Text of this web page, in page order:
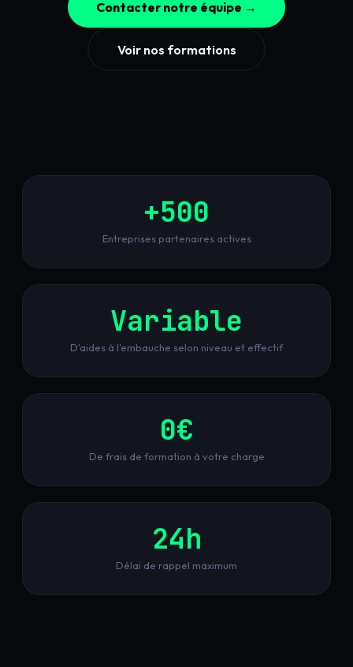
Contacter notre équipe →
Voir nos formations
+500
Entreprises partenaires actives
Variable
D'aides à l'embauche selon niveau et effectif
0€
De frais de formation à votre charge
24h
Délai de rappel maximum